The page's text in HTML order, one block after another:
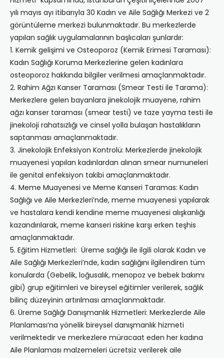
yılı mayıs ayı itibarıyla 30 Kadın ve Aile Sağlığı Merkezi ve 2
görüntüleme merkezi bulunmaktadır. Bu merkezlerde
yapılan sağlık uygulamalarının başlıcaları şunlardır:
1. Kemik gelişimi ve Osteoporoz (Kemik Erimesi Taraması):
Kadın Sağlığı Koruma Merkezlerine gelen kadınlara
osteoporoz hakkında bilgiler verilmesi amaçlanmaktadır.
2. Rahim Ağzı Kanser Taraması (Smear Testi ile Tarama):
Merkezlere gelen bayanlara jinekolojik muayene, rahim
ağzı kanser taraması (smear testi) ve taze yayma testi ile
jinekoloji rahatsızlığı ve cinsel yolla bulaşan hastalıkların
saptanması amaçlanmaktadır.
3. Jinekolojik Enfeksiyon Kontrolü: Merkezlerde jinekolojik
muayenesi yapılan kadınlardan alınan smear numuneleri
ile genital enfeksiyon takibi amaçlanmaktadır.
4. Meme Muayenesi ve Meme Kanseri Taramas: Kadın
Sağlığı ve Aile Merkezleri’nde, meme muayenesi yapılarak
ve hastalara kendi kendine meme muayenesi alışkanlığı
kazandırılarak, meme kanseri riskine karşı erken teşhis
amaçlanmaktadır.
5. Eğitim Hizmetleri: Üreme sağlığı ile ilgili olarak Kadın ve
Aile Sağlığı Merkezleri’nde, kadın sağlığını ilgilendiren tüm
konularda (Gebelik, loğusalık, menopoz ve bebek bakımı
gibi) grup eğitimleri ve bireysel eğitimler verilerek, sağlık
bilinç düzeyinin artırılması amaçlanmaktadır.
6. Üreme Sağlığı Danışmanlık Hizmetleri: Merkezlerde Aile
Planlaması’na yönelik bireysel danışmanlık hizmeti
verilmektedir ve merkezlere müracaat eden her kadına
Aile Planlaması malzemeleri ücretsiz verilerek aile